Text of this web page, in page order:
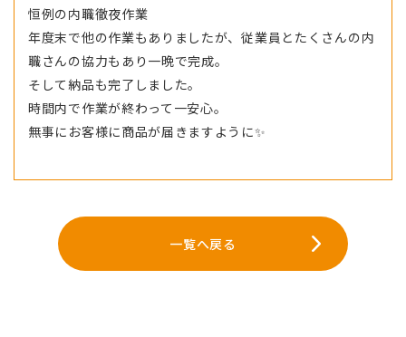
恒例の内職徹夜作業
年度末で他の作業もありましたが、従業員とたくさんの内
職さんの協力もあり一晩で完成。
そして納品も完了しました。
時間内で作業が終わって一安心。
無事にお客様に商品が届きますように✨
一覧へ戻る